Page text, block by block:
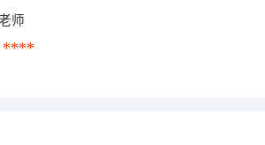
师
****